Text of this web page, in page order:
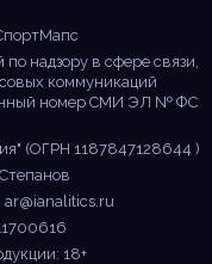
надзору в сфере связи,
коммуникаций
номер СМИ ЭЛ № ФС
(ОГРН 1187847128644 )
ar@ianalitics.ru
18+